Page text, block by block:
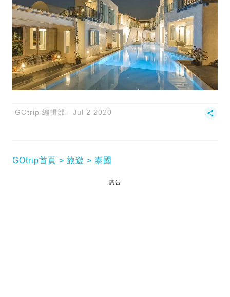
GOtrip 編輯部 Jul 2 2020
GOtrip首頁 旅遊 泰國
廣告